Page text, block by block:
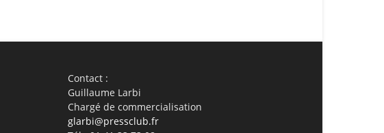
Contact :
Guillaume Larbi
Chargé de commercialisation
glarbi@pressclub.fr